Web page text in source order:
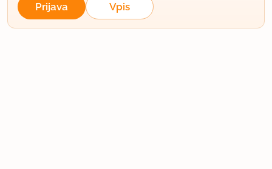
Prijava Vpis